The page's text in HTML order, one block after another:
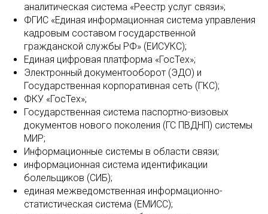
аналитическая система «Реестр услуг связи»;
ФГИС «Единая информационная система управления
кадровым составом государственной
гражданской службы РФ» (ЕИСУКС);
Единая цифровая платформа «ГосТех»;
Электронный документооборот (ЭДО) и
Государственная корпоративная сеть (ГКС);
ФКУ «ГосТех»;
Государственная система паспортно-визовых
документов нового поколения (ГС ПВДНП) системы
МИР;
Информационные системы в области связи;
информационная система идентификации
болельщиков (СИБ);
единая межведомственная информационно-
статистическая система (ЕМИСС);